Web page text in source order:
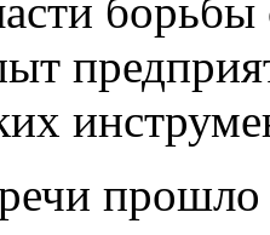
борьбы